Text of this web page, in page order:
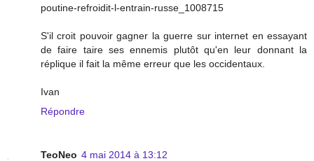
poutine-refroidit-l-entrain-russe_1008715
S'il croit pouvoir gagner la guerre sur internet en essayant
de faire taire ses ennemis plutôt qu'en leur donnant la
réplique il fait la même erreur que les occidentaux.
Ivan
Répondre
TeoNeo 4 mai 2014 à 13:12